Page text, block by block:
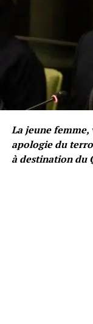
La jeune femme,
apologie du
à destination du